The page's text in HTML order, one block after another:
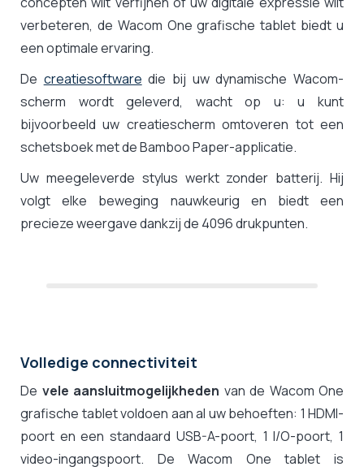
verbeteren, de Wacom One grafische tablet biedt u
een optimale ervaring.
De creatiesoftware die bij uw dynamische Wacom-
scherm wordt geleverd, wacht op u: u kunt
bijvoorbeeld uw creatiescherm omtoveren tot een
schetsboek met de Bamboo Paper-applicatie.
Uw meegeleverde stylus werkt zonder batterij. Hij
volgt elke beweging nauwkeurig en biedt een
precieze weergave dankzij de 4096 drukpunten.
Volledige connectiviteit
De vele aansluitmogelijkheden van de Wacom One
grafische tablet voldoen aan al uw behoeften: 1 HDMI-
poort en een standaard USB-A-poort, 1 I/O-poort, 1
video-ingangspoort. De Wacom One tablet is